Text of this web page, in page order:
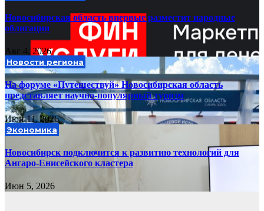
Новосибирская область впервые разместит народные
облигации
Авг 4, 2026
Новости региона
На форуме «Путешествуй» Новосибирская область
представляет научно-популярный туризм
Июн 11, 2026
Экономика
Новосибирск подключится к развитию технологий для
Ангаро-Енисейского кластера
Июн 5, 2026